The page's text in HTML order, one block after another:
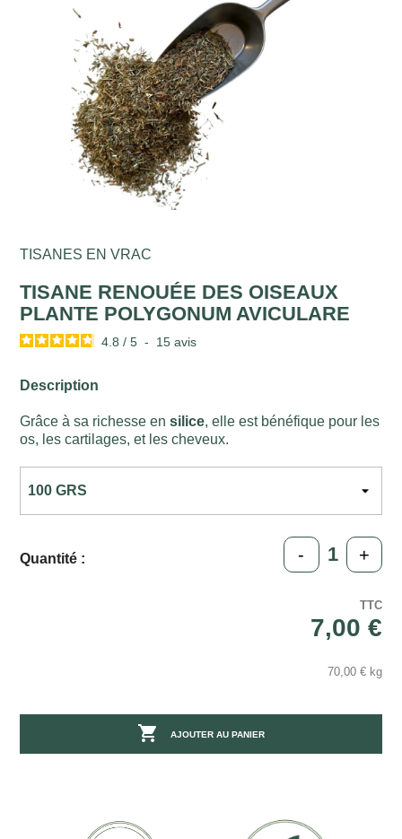
TISANES EN VRAC
TISANE RENOUÉE DES OISEAUX
PLANTE POLYGONUM AVICULARE
4.8 / 5 - 15avis
Description
Grâce à sa richesse ensilice, elle est bénéfique pour les
os, les cartilages, et les cheveux.
Quantité : - +
TTC
7,00 €
70,00 € kg
 AJOUTER AU PANIER